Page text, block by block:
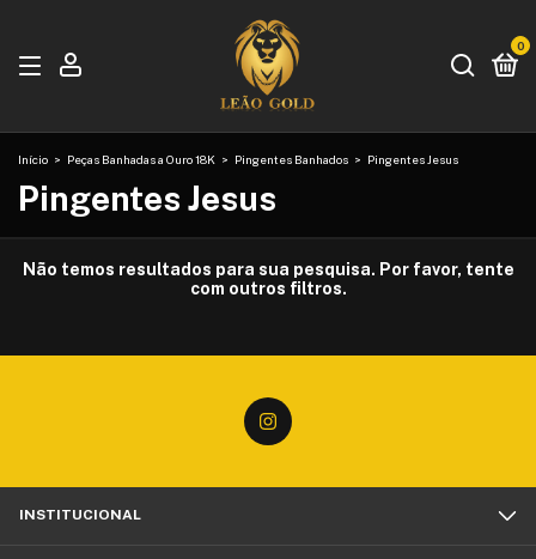
0
Início > Peças Banhadas a Ouro 18K > Pingentes Banhados > Pingentes Jesus
Pingentes Jesus
Não temos resultados para sua pesquisa. Por favor, tente
com outros filtros.
INSTITUCIONAL